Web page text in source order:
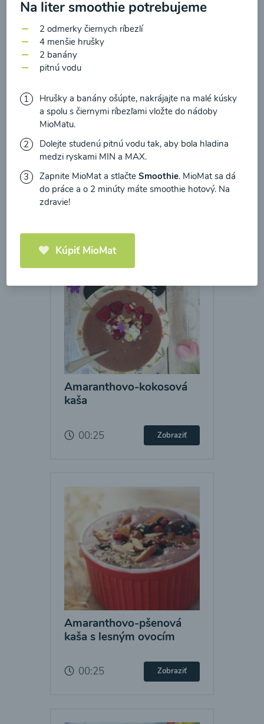
Brokolicové cappuccino
Načítať ďalšie
Amaranthovo-kokosová
kaša
00:25 Zobraziť
Amaranthovo-pšenová
kaša s lesným ovocím
00:25 Zobraziť
Na liter smoothie potrebujeme
2 odmerky čiernych ríbezlí
4 menšie hrušky
2 banány
pitnú vodu
Hrušky a banány ošúpte, nakrájajte na malé kúsky
a spolu s čiernymi ríbezľami vložte do nádoby
MioMatu.
Dolejte studenú pitnú vodu tak, aby bola hladina
medzi ryskami MIN a MAX.
Zapnite MioMat a stlačteSmoothie. MioMat sa dá
do práce a o 2 minúty máte smoothie hotový. Na
zdravie!
Kúpiť MioMat
údajova súhlasím s nimi.